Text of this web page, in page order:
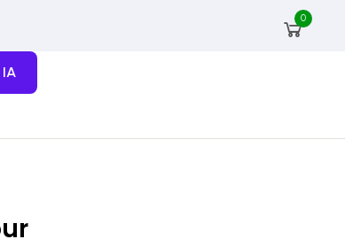
0